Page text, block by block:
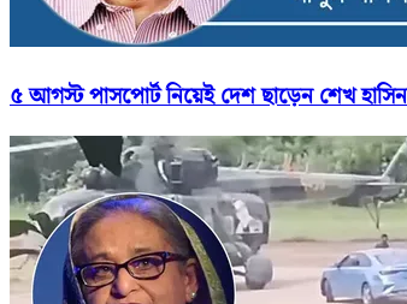
৫ আগস্ট পাসপোর্ট নিয়েই দেশ ছাড়েন শেখ